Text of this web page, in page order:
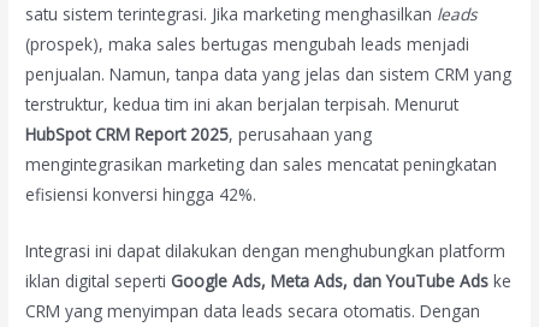
satu sistem terintegrasi. Jika marketing menghasilkan leads
(prospek), maka sales bertugas mengubah leads menjadi
penjualan. Namun, tanpa data yang jelas dan sistem CRM yang
terstruktur, kedua tim ini akan berjalan terpisah. Menurut
HubSpot CRM Report 2025, perusahaan yang
mengintegrasikan marketing dan sales mencatat peningkatan
efisiensi konversi hingga 42%.
Integrasi ini dapat dilakukan dengan menghubungkan platform
iklan digital seperti Google Ads, Meta Ads, dan YouTube Ads ke
CRM yang menyimpan data leads secara otomatis. Dengan